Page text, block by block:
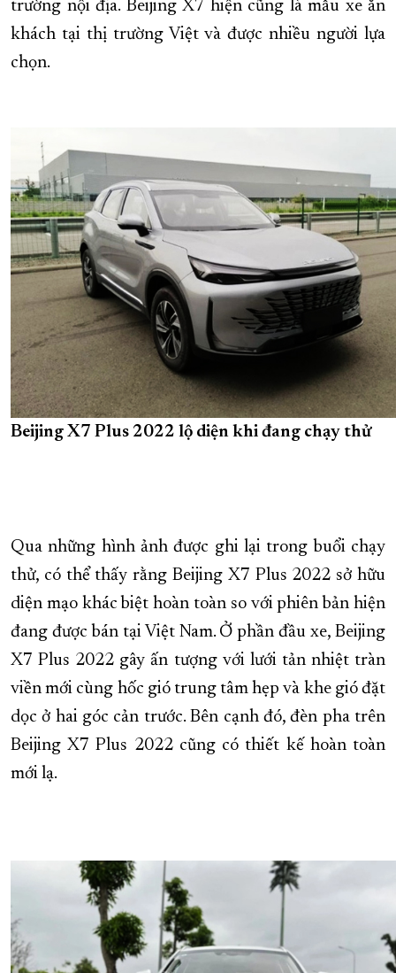
ĐẠI HỘI ĐẢNG CÁC CẤP TRANG CHỦ VỀ BÁO KHÁNH HÒA
trường nội địa. Beijing X7 hiện cũng là mẫu xe ăn
khách tại thị trường Việt và được nhiều người lựa
chọn.
Beijing X7 Plus 2022 lộ diện khi đang chạy thử
Qua những hình ảnh được ghi lại trong buổi chạy
thử, có thể thấy rằng Beijing X7 Plus 2022 sở hữu
diện mạo khác biệt hoàn toàn so với phiên bản hiện
đang được bán tại Việt Nam. Ở phần đầu xe, Beijing
X7 Plus 2022 gây ấn tượng với lưới tản nhiệt tràn
viền mới cùng hốc gió trung tâm hẹp và khe gió đặt
dọc ở hai góc cản trước. Bên cạnh đó, đèn pha trên
Beijing X7 Plus 2022 cũng có thiết kế hoàn toàn
mới lạ.